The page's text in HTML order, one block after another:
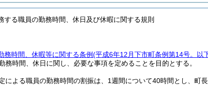
する職員の勤務時間、休日及び休暇に関する規則
務時間、休暇等に関する条例(平成6年12月下市町条例第14号。以
務時間、休日に関し、必要な事項を定めることを目的とする。
による職員の勤務時間の割振は、1週間について40時間とし、町長